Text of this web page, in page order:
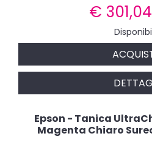
€ 301,04
Epson - Tanica
Magenta Chiaro